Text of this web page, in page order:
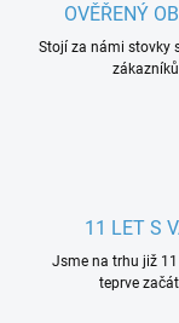
OVĚŘENÝ
Stojí za námi stovky
11 LET S
Jsme na trhu již
teprve